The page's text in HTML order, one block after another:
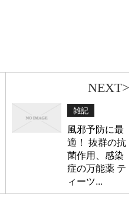
NEXT>
雑記
風邪予防に最
適！ 抜群の抗
菌作用、感染
症の万能薬 テ
ィーツ...